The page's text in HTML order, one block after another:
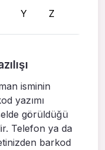
Y Z
isminin
yazımı
görüldüğü
Telefon ya da
barkod